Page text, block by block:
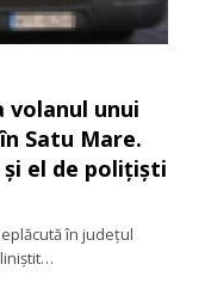
volanul unui
Satu Mare.
el de polițiști
în județul